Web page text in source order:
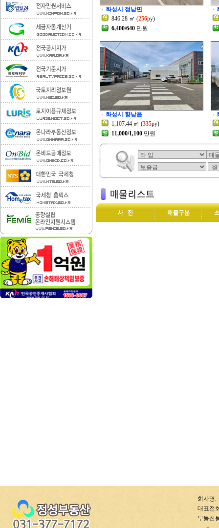
화성시 정남면
846.28 ㎡ (256py)
6,400/640 만원
화성시 향남읍
1,107.44 ㎡ (335py)
11,000/1,100 만원
회사명:
대표전
부동산